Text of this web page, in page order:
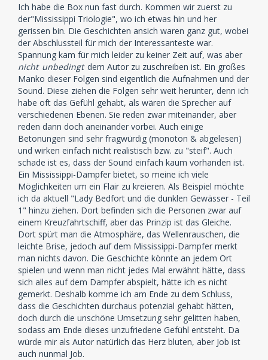
Ich habe die Box nun fast durch. Kommen wir zuerst zu
der"Mississippi Triologie", wo ich etwas hin und her
gerissen bin. Die Geschichten ansich waren ganz gut, wobei
der Abschlussteil für mich der Interessanteste war.
Spannung kam für mich leider zu keiner Zeit auf, was aber
nicht unbedingt dem Autor zu zuschreiben ist. Ein großes
Manko dieser Folgen sind eigentlich die Aufnahmen und der
Sound. Diese ziehen die Folgen sehr weit herunter, denn ich
habe oft das Gefühl gehabt, als wären die Sprecher auf
verschiedenen Ebenen. Sie reden zwar miteinander, aber
reden dann doch aneinander vorbei. Auch einige
Betonungen sind sehr fragwürdig (monoton & abgelesen)
und wirken einfach nicht realistisch bzw. zu "steif". Auch
schade ist es, dass der Sound einfach kaum vorhanden ist.
Ein Mississippi-Dampfer bietet, so meine ich viele
Möglichkeiten um ein Flair zu kreieren. Als Beispiel möchte
ich da aktuell "Lady Bedfort und die dunklen Gewässer - Teil
1" hinzu ziehen. Dort befinden sich die Personen zwar auf
einem Kreuzfahrtschiff, aber das Prinzip ist das Gleiche.
Dort spürt man die Atmosphäre, das Wellenrauschen, die
leichte Brise, jedoch auf dem Mississippi-Dampfer merkt
man nichts davon. Die Geschichte könnte an jedem Ort
spielen und wenn man nicht jedes Mal erwähnt hätte, dass
sich alles auf dem Dampfer abspielt, hätte ich es nicht
gemerkt. Deshalb komme ich am Ende zu dem Schluss,
dass die Geschichten durchaus potenzial gehabt hätten,
doch durch die unschöne Umsetzung sehr gelitten haben,
sodass am Ende dieses unzufriedene Gefühl entsteht. Da
würde mir als Autor natürlich das Herz bluten, aber Job ist
auch nunmal Job.